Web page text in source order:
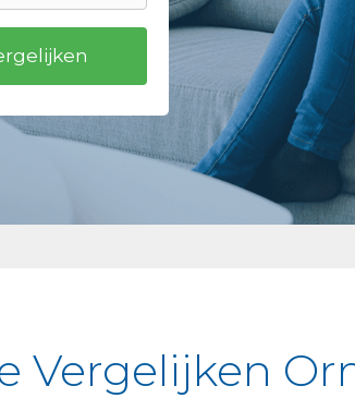
Vergelijken